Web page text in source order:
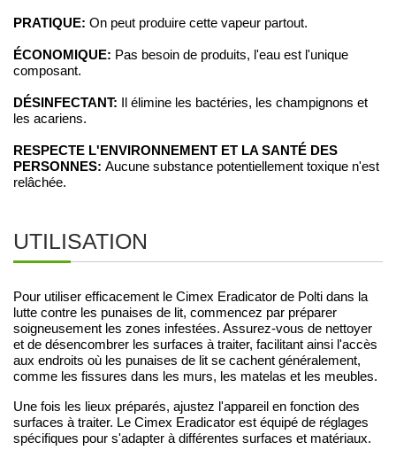
PRATIQUE: On peut produire cette vapeur partout.
ÉCONOMIQUE: Pas besoin de produits, l'eau est l'unique
composant.
DÉSINFECTANT:
Il élimine les bactéries, les champignons et
les acariens.
RESPECTE L'ENVIRONNEMENT ET LA SANTÉ DES
PERSONNES: Aucune substance potentiellement toxique n'est
relâchée.
UTILISATION
Pour utiliser efficacement le Cimex Eradicator de Polti dans la
lutte contre les punaises de lit, commencez par préparer
soigneusement les zones infestées. Assurez-vous de nettoyer
et de désencombrer les surfaces à traiter, facilitant ainsi l'accès
aux endroits où les punaises de lit se cachent généralement,
comme les fissures dans les murs, les matelas et les meubles.
Une fois les lieux préparés, ajustez l'appareil en fonction des
surfaces à traiter. Le Cimex Eradicator est équipé de réglages
spécifiques pour s'adapter à différentes surfaces et matériaux.